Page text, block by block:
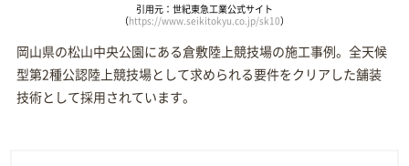
引用元：世紀東急工業公式サイト
（https://www.seikitokyu.co.jp/sk10）
岡山県の松山中央公園にある倉敷陸上競技場の施工事例。全天候
型第2種公認陸上競技場として求められる要件をクリアした舗装
技術として採用されています。